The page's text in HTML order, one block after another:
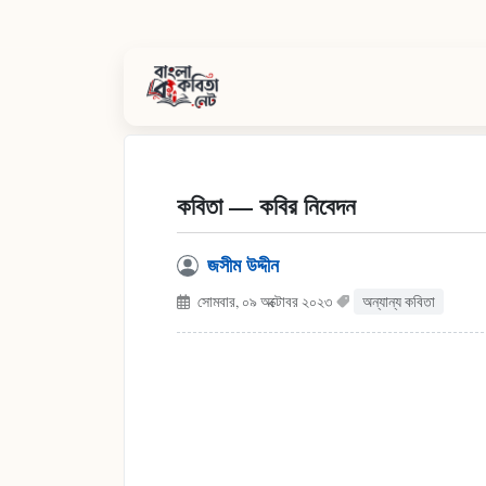
কবিতা — কবির নিবেদন
জসীম উদ্দীন
সোমবার, ০৯ অক্টোবর ২০২৩ অন্যান্য কবিতা